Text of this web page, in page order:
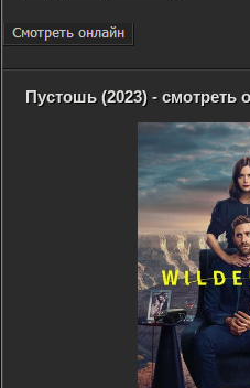
Пустошь (2023) - смотреть